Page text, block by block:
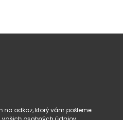
na odkaz, ktorý vám pošleme